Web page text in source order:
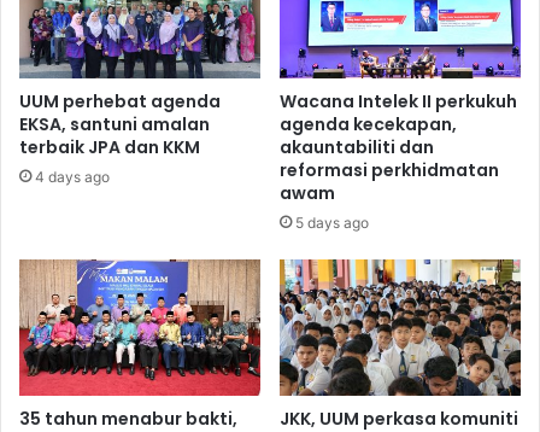
UUM perhebat agenda
EKSA, santuni amalan
terbaik JPA dan KKM
4 days ago
Wacana Intelek II perkukuh
agenda kecekapan,
akauntabiliti dan
reformasi perkhidmatan
awam
5 days ago
35 tahun menabur bakti,
JKK, UUM perkasa komuniti